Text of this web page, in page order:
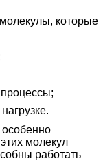
которые
молекул
работать